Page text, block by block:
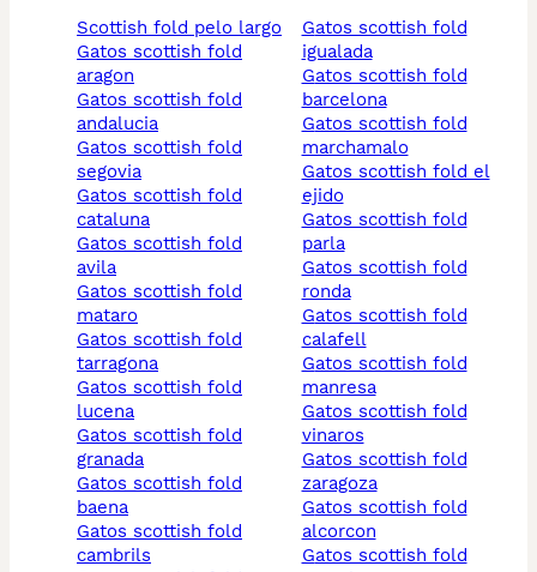
scottish fold pelo largo
gatos scottish fold
aragon
gatos scottish fold
andalucia
gatos scottish fold
segovia
gatos scottish fold
cataluna
gatos scottish fold
avila
gatos scottish fold
mataro
gatos scottish fold
tarragona
gatos scottish fold
lucena
gatos scottish fold
granada
gatos scottish fold
baena
gatos scottish fold
cambrils
gatos scottish fold
igualada
gatos scottish fold
barcelona
gatos scottish fold
marchamalo
gatos scottish fold el
ejido
gatos scottish fold
parla
gatos scottish fold
ronda
gatos scottish fold
calafell
gatos scottish fold
manresa
gatos scottish fold
vinaros
gatos scottish fold
zaragoza
gatos scottish fold
alcorcon
gatos scottish fold